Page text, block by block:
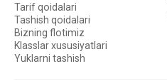
Tarif qoidalari
Tashish qoidalari
Bizning flotimiz
Klasslar xususiyatlari
Yuklarni tashish